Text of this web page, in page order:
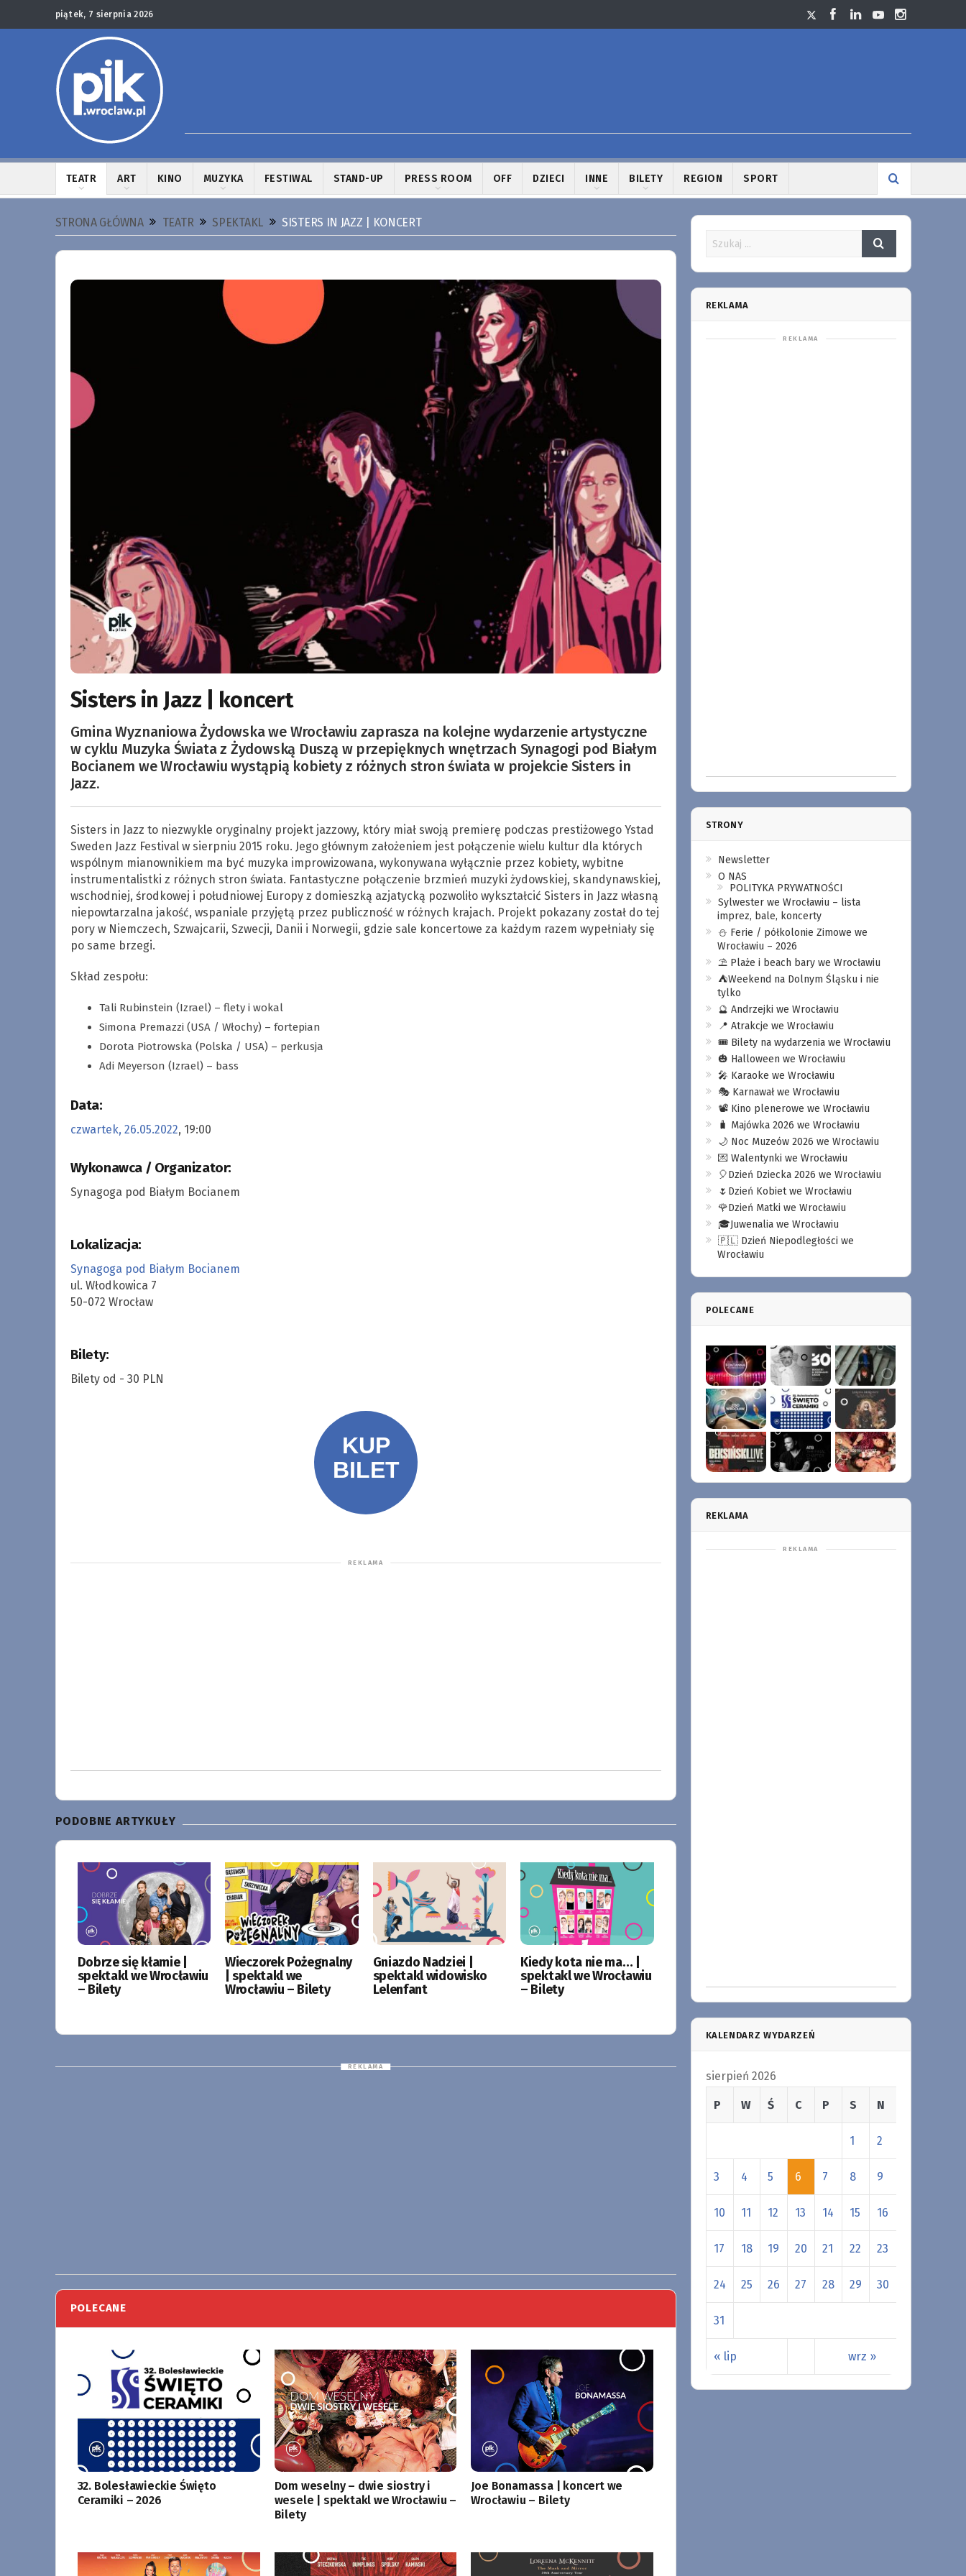
piątek, 7 sierpnia 2026
TEATR ART KINO MUZYKA FESTIWAL STAND-UP PRESS ROOM OFF DZIECI INNE BILETY REGION SPORT
STRONA GŁÓWNA TEATR SPEKTAKL SISTERS IN JAZZ | KONCERT
Sisters in Jazz | koncert
Gmina Wyznaniowa Żydowska we Wrocławiu zaprasza na kolejne wydarzenie artystyczne
w cyklu Muzyka Świata z Żydowską Duszą w przepięknych wnętrzach Synagogi pod Białym
Bocianem we Wrocławiu wystąpią kobiety z różnych stron świata w projekcie Sisters in
Jazz.
Sisters in Jazz to niezwykle oryginalny projekt jazzowy, który miał swoją premierę podczas prestiżowego Ystad
Sweden Jazz Festival w sierpniu 2015 roku. Jego głównym założeniem jest połączenie wielu kultur dla których
wspólnym mianownikiem ma być muzyka improwizowana, wykonywana wyłącznie przez kobiety, wybitne
instrumentalistki z różnych stron świata. Fantastyczne połączenie brzmień muzyki żydowskiej, skandynawskiej,
wschodniej, środkowej i południowej Europy z domieszką azjatycką pozwoliło wykształcić Sisters in Jazz własną
niepowtarzalna jakość, wspaniale przyjętą przez publiczność w różnych krajach. Projekt pokazany został do tej
pory w Niemczech, Szwajcarii, Szwecji, Danii i Norwegii, gdzie sale koncertowe za każdym razem wypełniały się
po same brzegi.
Skład zespołu:
Tali Rubinstein (Izrael) – flety i wokal
Simona Premazzi (USA / Włochy) – fortepian
Dorota Piotrowska (Polska / USA) – perkusja
Adi Meyerson (Izrael) – bass
Data:
czwartek, 26.05.2022, 19:00
Wykonawca / Organizator:
Synagoga pod Białym Bocianem
Lokalizacja:
Synagoga pod Białym Bocianem
ul. Włodkowica 7
50-072 Wrocław
Bilety:
Bilety od - 30 PLN
PODOBNE ARTYKUŁY
Dobrze się kłamie |
spektakl we Wrocławiu
– Bilety
Wieczorek Pożegnalny
| spektakl we
Wrocławiu – Bilety
Gniazdo Nadziei |
spektakl widowisko
Lelenfant
Kiedy kota nie ma… |
spektakl we Wrocławiu
– Bilety
POLECANE
32. Bolesławieckie Święto
Ceramiki – 2026
Dom weselny – dwie siostry i
wesele | spektakl we Wrocławiu –
Bilety
Joe Bonamassa | koncert we
Wrocławiu – Bilety
REKLAMA
STRONY
Newsletter
O NAS
POLITYKA PRYWATNOŚCI
Sylwester we Wrocławiu – lista
imprez, bale, koncerty
⛄️ Ferie / półkolonie Zimowe we
Wrocławiu – 2026
⛱️ Plaże i beach bary we Wrocławiu
⛺️Weekend na Dolnym Śląsku i nie
tylko
🔮 Andrzejki we Wrocławiu
📍 Atrakcje we Wrocławiu
🎟️ Bilety na wydarzenia we Wrocławiu
🎃 Halloween we Wrocławiu
🎤 Karaoke we Wrocławiu
🎭 Karnawał we Wrocławiu
📽️ Kino plenerowe we Wrocławiu
🧳 Majówka 2026 we Wrocławiu
🌙 Noc Muzeów 2026 we Wrocławiu
💌 Walentynki we Wrocławiu
🎈Dzień Dziecka 2026 we Wrocławiu
🌷Dzień Kobiet we Wrocławiu
🌹Dzień Matki we Wrocławiu
🎓Juwenalia we Wrocławiu
🇵🇱 Dzień Niepodległości we
Wrocławiu
POLECANE
REKLAMA
KALENDARZ WYDARZEŃ
sierpień 2026
P W Ś C P S N
« lip wrz »
1 2
3 4 5 6 7 8 9
10 11 12 13 14 15 16
17 18 19 20 21 22 23
24 25 26 27 28 29 30
31